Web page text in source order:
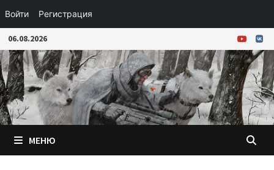
Войти Регистрация
Перейти
к
содержимому
06.08.2026
МЕНЮ